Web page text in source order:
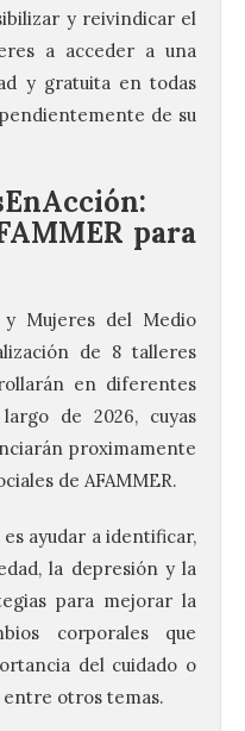
y reivindicar el
a acceder a una
y gratuita en todas
de su
para
y Mujeres del Medio
de 8 talleres
en diferentes
de 2026, cuyas
proximamente
de AFAMMER.
ayudar a identificar,
la depresión y la
para mejorar la
corporales que
del cuidado o
entre otros temas.